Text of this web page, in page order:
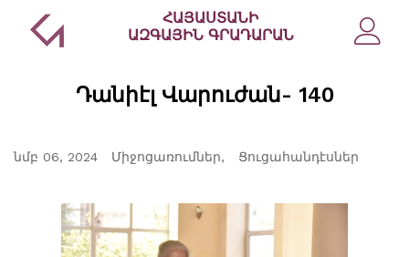
ՀԱՅԱՍՏԱՆԻ
ԱԶԳԱՅԻՆ ԳՐԱԴԱՐԱՆ
Դանիէլ Վարուժան- 140
նմբ 06, 2024 Միջոցառումներ Ցուցահանդէսներ